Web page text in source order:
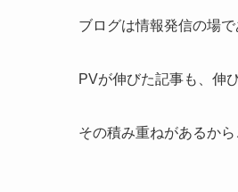
ブログは情報発信の場で
PVが伸びた記事も、伸
その積み重ねがあるか